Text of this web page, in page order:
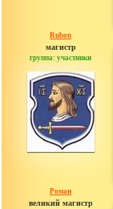
Rubon
магистр
группа: участники
сообщений: 324
Роман
великий магистр